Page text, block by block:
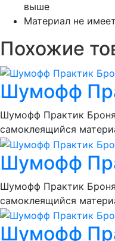
выше
Материал не
Похожие
Шумoфф
Шумoфф Практик
самоклеящийся
Шумoфф
Шумoфф Практик
самоклеящийся
Шумoфф